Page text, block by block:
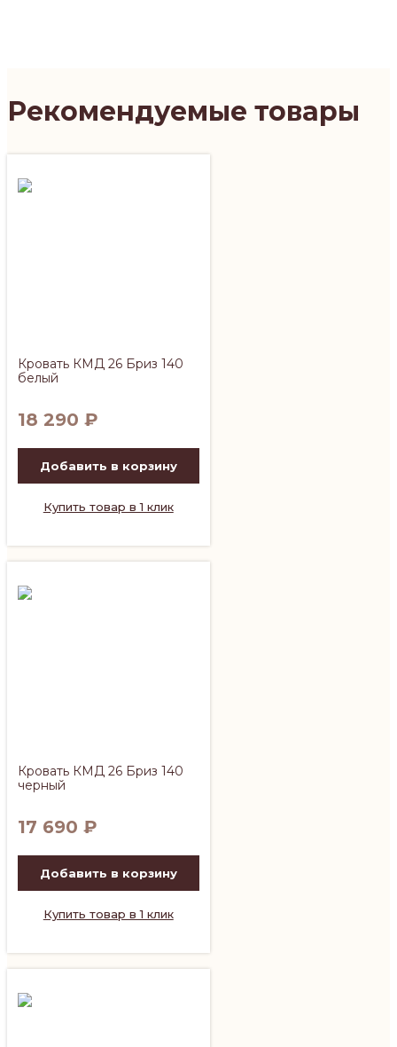
Рекомендуемые товары
Кровать КМД 26 Бриз 140
белый
18 290 ₽
Добавить в корзину
Купить товар в 1 клик
Кровать КМД 26 Бриз 140
черный
17 690 ₽
Добавить в корзину
Купить товар в 1 клик